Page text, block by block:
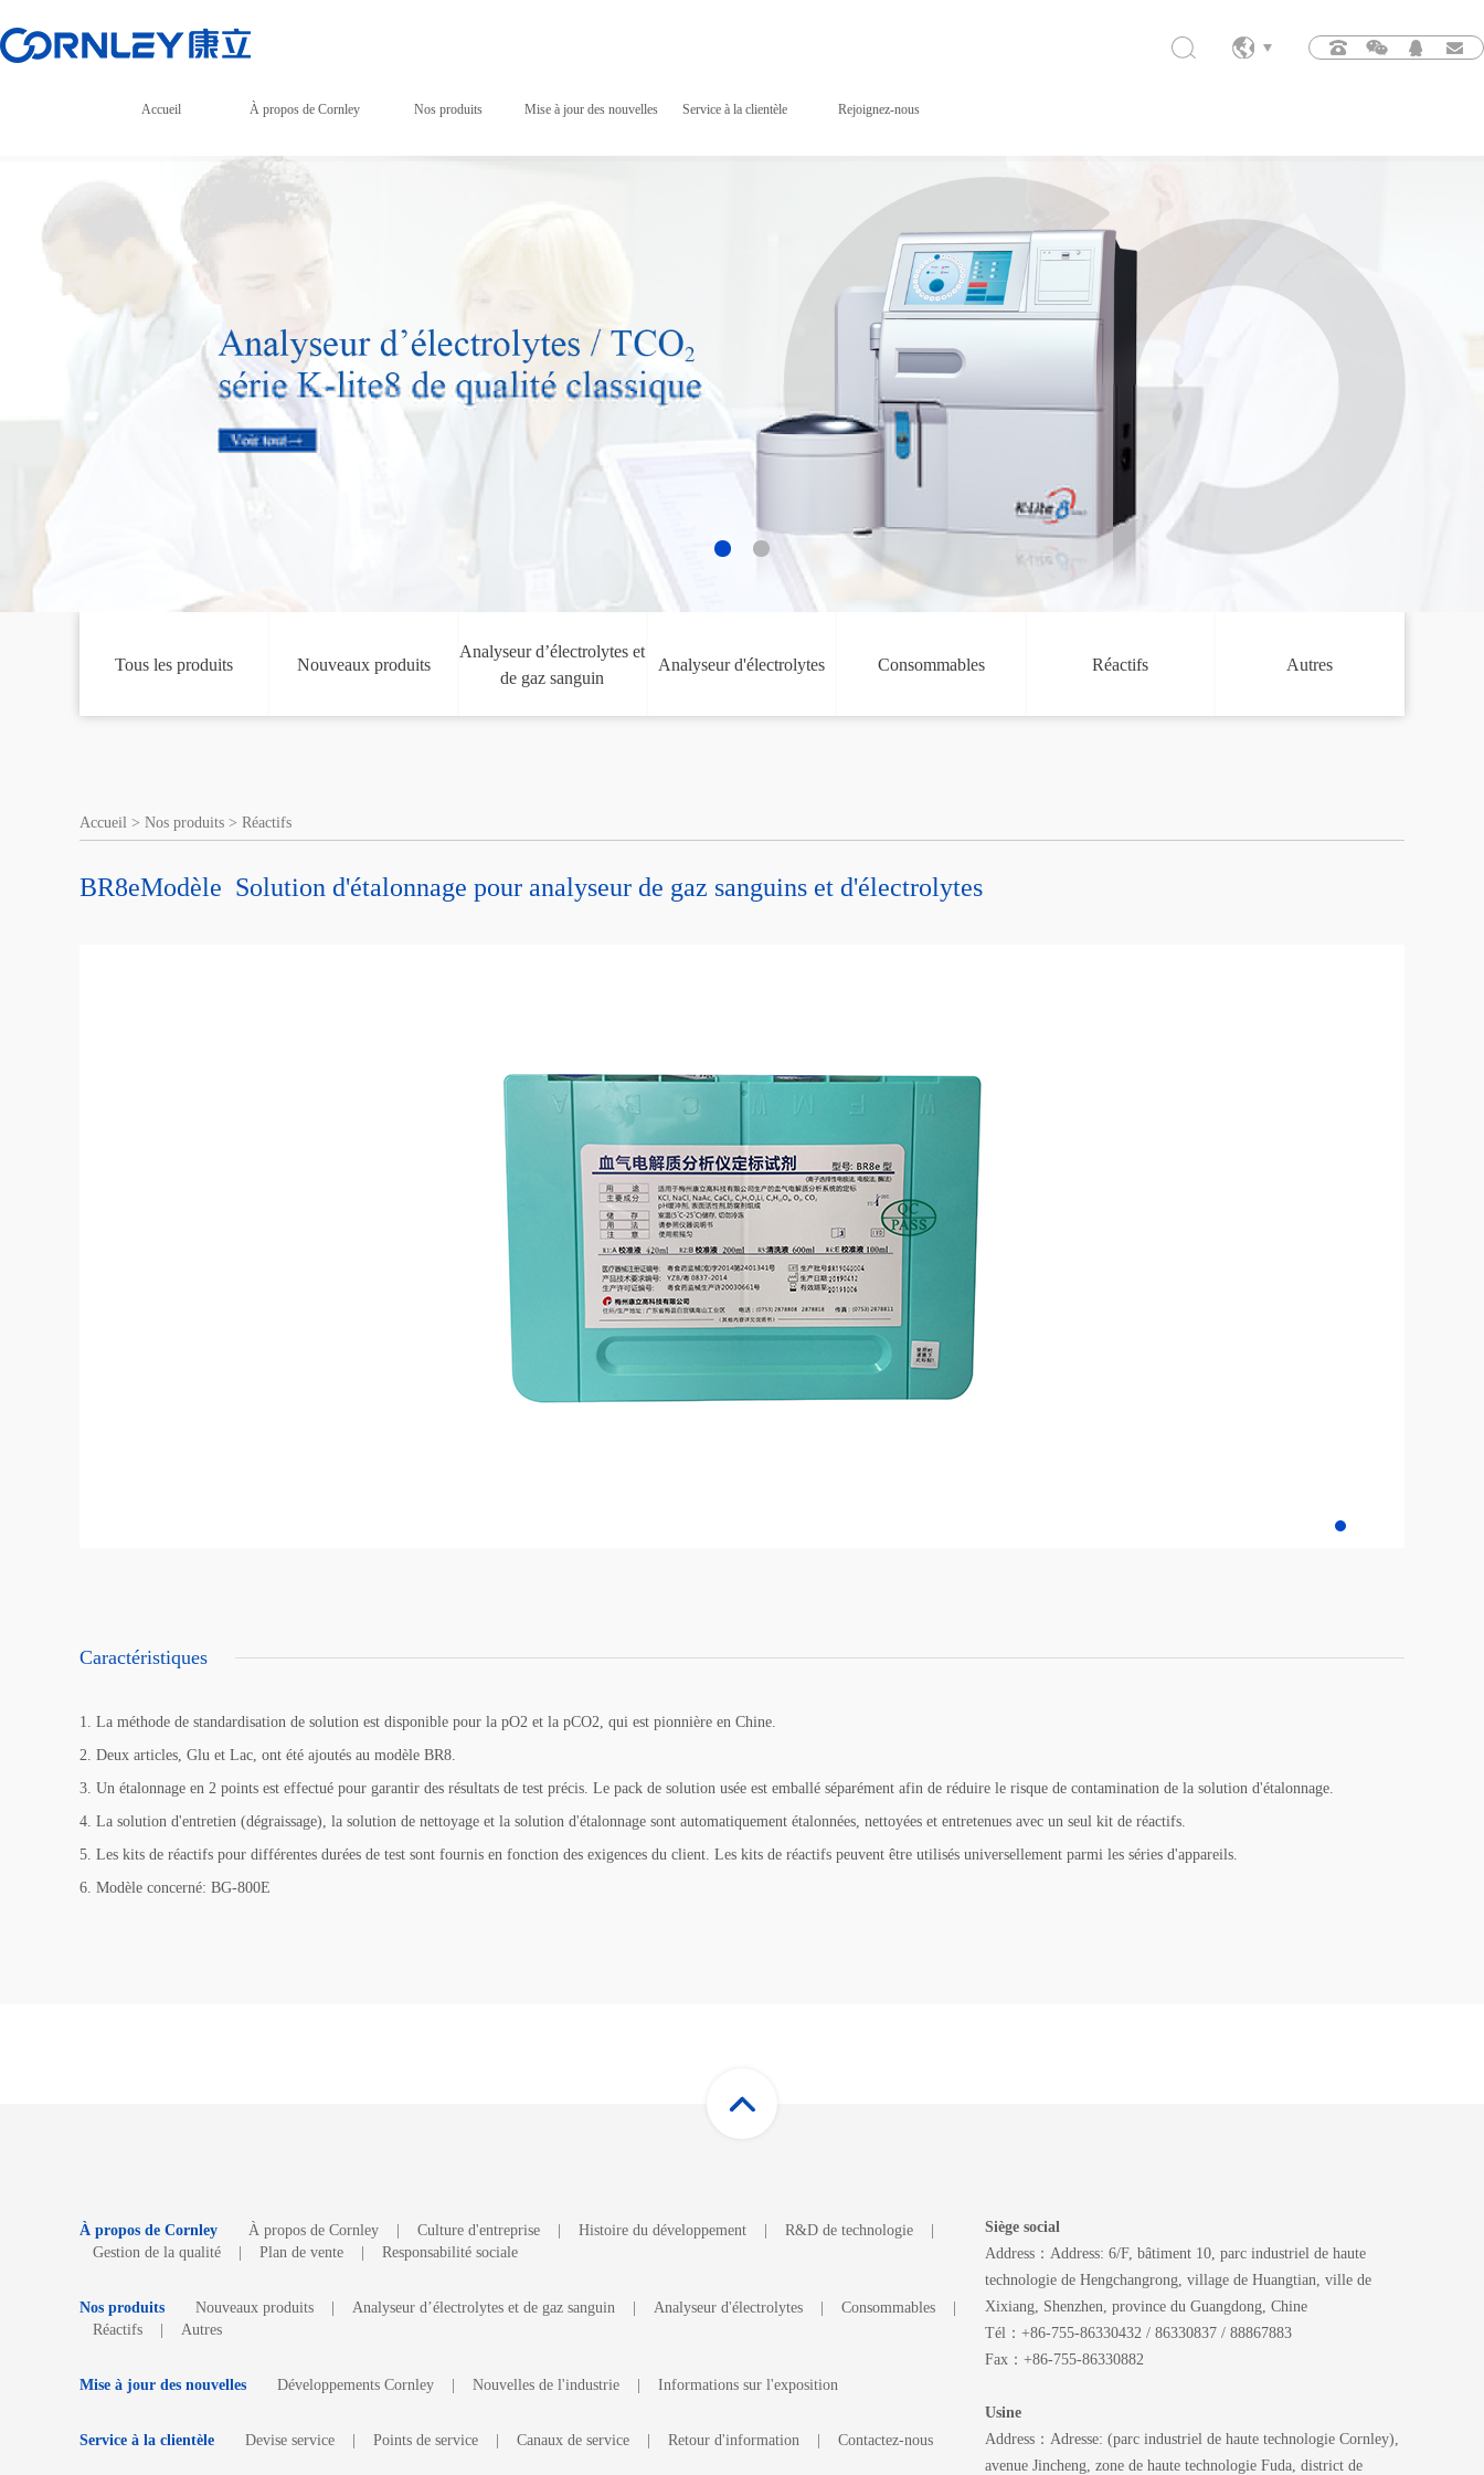
Accueil À propos de Cornley Nos produits Mise à jour des nouvelles Service à la clientèle Rejoignez-nous
Tous les produits Nouveaux produits
Analyseur d’électrolytes et
de gaz sanguin
Analyseur d'électrolytes Consommables Réactifs Autres
Accueil > Nos produits > Réactifs
BR8eModèle Solution d'étalonnage pour analyseur de gaz sanguins et d'électrolytes
Caractéristiques
1. La méthode de standardisation de solution est disponible pour la pO2 et la pCO2, qui est pionnière en Chine.
2. Deux articles, Glu et Lac, ont été ajoutés au modèle BR8.
3. Un étalonnage en 2 points est effectué pour garantir des résultats de test précis. Le pack de solution usée est emballé séparément afin de réduire le risque de contamination de la solution d'étalonnage.
4. La solution d'entretien (dégraissage), la solution de nettoyage et la solution d'étalonnage sont automatiquement étalonnées, nettoyées et entretenues avec un seul kit de réactifs.
5. Les kits de réactifs pour différentes durées de test sont fournis en fonction des exigences du client. Les kits de réactifs peuvent être utilisés universellement parmi les séries d'appareils.
6. Modèle concerné: BG-800E
Siège social
Address：Address: 6/F, bâtiment 10, parc industriel de haute
technologie de Hengchangrong, village de Huangtian, ville de
Xixiang, Shenzhen, province du Guangdong, Chine
Tél：+86-755-86330432 / 86330837 / 88867883
Fax：+86-755-86330882
Usine
Address：Adresse: (parc industriel de haute technologie Cornley),
avenue Jincheng, zone de haute technologie Fuda, district de
À propos de Cornley À propos de Cornley Culture d'entreprise Histoire du développement R&D de technologie
Gestion de la qualité
Plan de vente Responsabilité sociale
Nos produits Nouveaux produits Analyseur d’électrolytes et de gaz sanguin Analyseur d'électrolytes Consommables
Réactifs
Autres
Mise à jour des nouvelles Développements Cornley Nouvelles de l'industrie Informations sur l'exposition
Service à la clientèle Devise service Points de service Canaux de service Retour d'information Contactez-nous